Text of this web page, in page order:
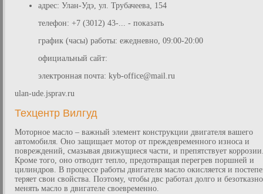
адрес: Улан-Удэ, ул. Трубачеева, 154
телефон: +7 (3012) 43-... - показать
график (часы) работы: ежедневно, 09:00-20:00
официальный сайт:
электронная почта: kyb-office@mail.ru
ulan-ude.jsprav.ru
Техцентр Вилгуд
Моторное масло – важный элемент конструкции двигателя вашего
автомобиля. Оно защищает мотор от преждевременного износа и
повреждений, смазывая движущиеся части, и препятствует
Кроме того, оно отводит тепло, предотвращая перегрев поршней и
цилиндров. В процессе работы двигателя масло окисляется и
теряет свои свойства. Поэтому, чтобы двс работал долго и
менять масло в двигателе своевременно.